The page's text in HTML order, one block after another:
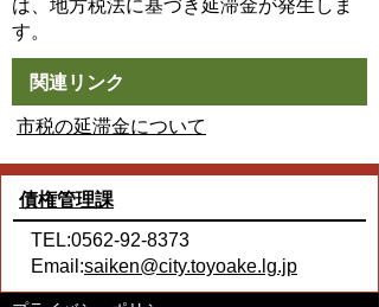
は、地方税法に基づき延滞金が発生しま
す。
関連リンク
市税の延滞金について
債権管理課
TEL:0562-92-8373
Email:saiken@city.toyoake.lg.jp